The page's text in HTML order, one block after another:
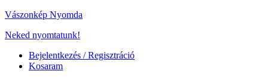
Vászonkép Nyomda
Neked nyomtatunk!
Bejelentkezés / Regisztráció
Kosaram